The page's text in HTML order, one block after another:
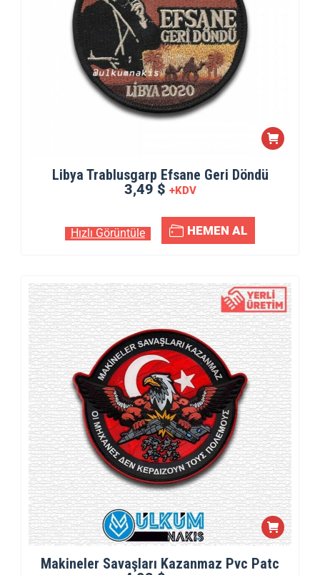
Libya Trablusgarp Efsane Geri Döndü
3,49 $ +KDV
Hızlı Görüntüle HEMEN AL
Makineler Savaşları Kazanmaz Pvc Patc